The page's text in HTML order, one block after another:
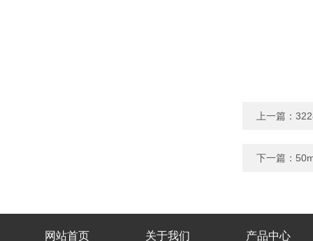
上一篇：
下一篇：
网站首页 关于我们 产品中心